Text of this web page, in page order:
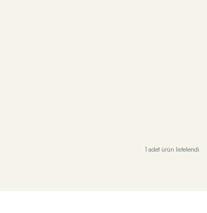
1 adet ürün listelendi